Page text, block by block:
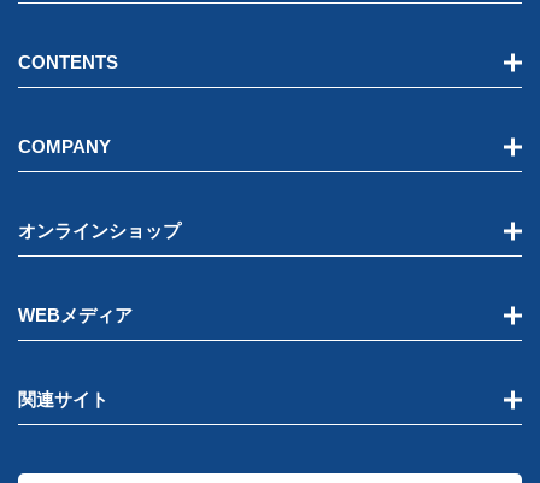
CONTENTS
COMPANY
オンラインショップ
WEBメディア
関連サイト